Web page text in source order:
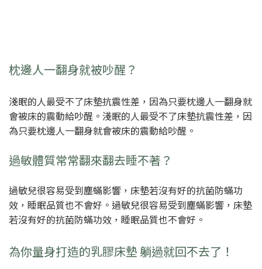
枕邊人一翻身就被吵醒？
淺眠的人最受不了床墊抗震性差，因為只要枕邊人一翻身就
會被床的震動給吵醒。淺眠的人最受不了床墊抗震性差，因
為只要枕邊人一翻身就會被床的震動給吵醒。
過敏體質常常翻來翻去睡不著？
過敏兒很容易受到塵蟎影響，床墊若沒有好的抗菌防蟎功
效，睡眠品質也不會好。過敏兒很容易受到塵蟎影響，床墊
若沒有好的抗菌防蟎功效，睡眠品質也不會好。
為你量身打造的乳膠床墊 躺過就回不去了！